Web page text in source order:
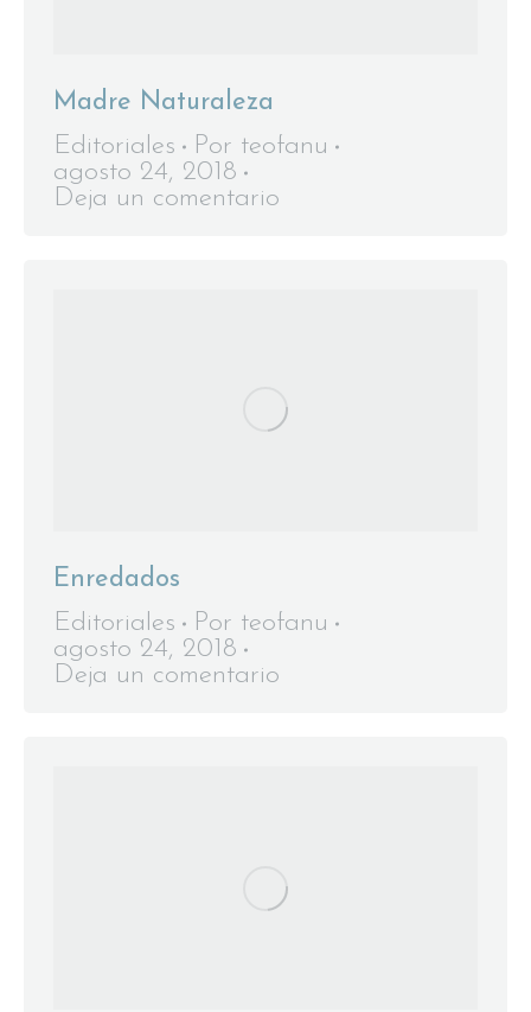
Madre Naturaleza
Editoriales
Por teofanu
agosto 24, 2018
Deja un comentario
Enredados
Editoriales
Por teofanu
agosto 24, 2018
Deja un comentario